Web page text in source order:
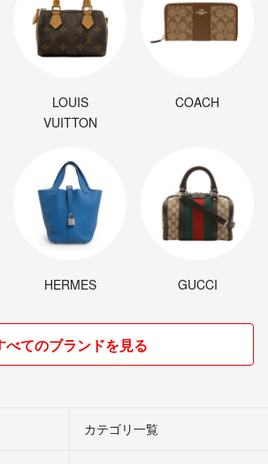
LOUIS
VUITTON
COACH
HERMES GUCCI
べてのブランドを見る
カテゴリ一覧